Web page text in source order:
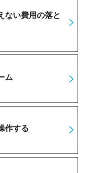
ない費用の落と
ム
作する